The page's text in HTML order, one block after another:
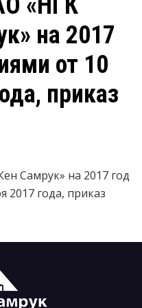
на 2017
от 10
приказ
Самрук» на 2017 год
2017 года, приказ